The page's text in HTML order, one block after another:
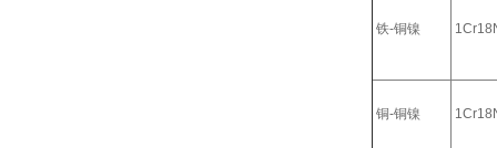
铁-铜镍
铜-铜镍